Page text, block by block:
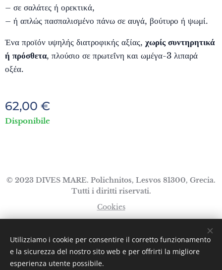
– σε σαλάτες ή ορεκτικά,
– ή απλώς πασπαλισμένο πάνω σε αυγά, βούτυρο ή ψωμί.
Ένα προϊόν υψηλής διατροφικής αξίας, χωρίς συντηρητικά
ή πρόσθετα, πλούσιο σε πρωτεΐνη και ωμέγα-3 λιπαρά
οξέα.
62,00 €
Disponibile
© 2023 DIVES MARE. Polichnitos, Lesvos 81300, Grecia.
Tutti i diritti riservati.
Cookies
Ελληνικά
English Italiano
Utilizziamo i cookie per consentire il corretto funzionamento
e la sicurezza del nostro sito web e per offrirti la migliore
esperienza utente possibile.